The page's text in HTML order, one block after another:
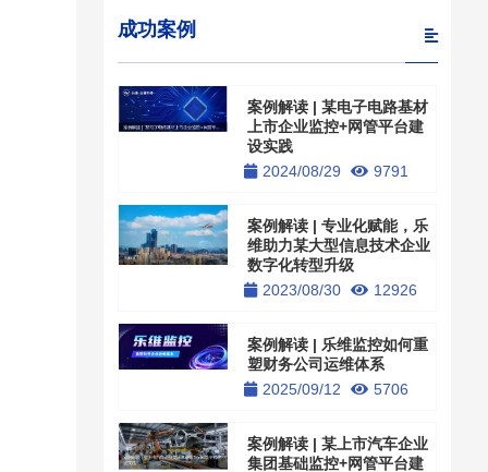
成功案例
案例解读 | 某电子电路基材
上市企业监控+网管平台建
设实践
2024/08/29
9791
案例解读 | 专业化赋能，乐
维助力某大型信息技术企业
数字化转型升级
2023/08/30
12926
案例解读 | 乐维监控如何重
塑财务公司运维体系
2025/09/12
5706
案例解读 | 某上市汽车企业
集团基础监控+网管平台建